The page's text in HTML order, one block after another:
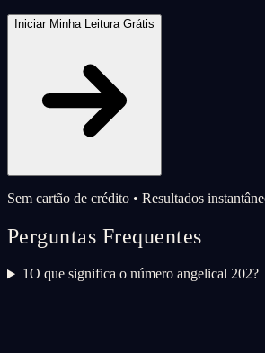
Iniciar Minha Leitura Grátis
Sem cartão de crédito • Resultados
Perguntas Frequentes
1O que significa o número angelical 202?